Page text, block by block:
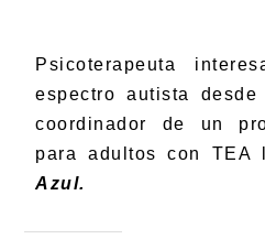
Psicoterapeuta
espectro autista
coordinador de un
para adultos con TEA
Azul.